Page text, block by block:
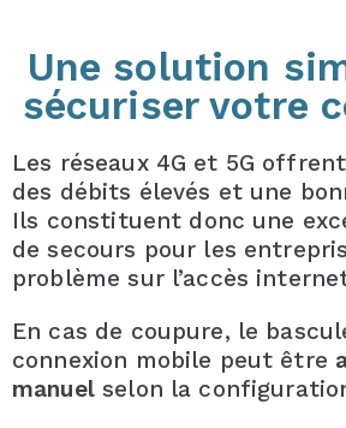
Une solution
sécuriser votre
Les réseaux 4G et 5G
des débits élevés et une
Ils constituent donc une
de secours pour les
problème sur l’accès
En cas de coupure, le
connexion mobile peut être
manuelselon la